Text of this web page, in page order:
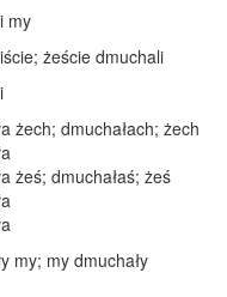
my
żeście dmuchali
żech; dmuchałach; żech
żeś; dmuchałaś; żeś
my; my dmuchały